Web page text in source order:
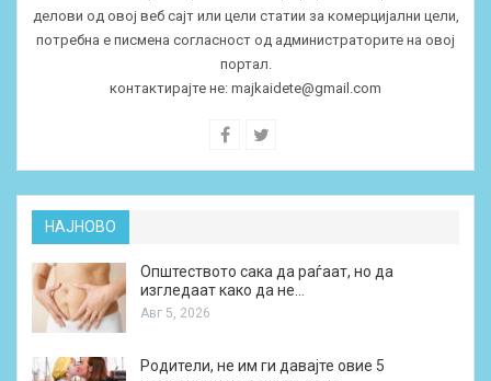
делови од овој веб сајт или цели статии за комерцијални цели,
потребна е писмена согласност од администраторите на овој
портал.
контактирајте не: majkaidete@gmail.com
НАЈНОВО
Општеството сака да раѓаат, но да
изгледаат како да не…
Авг 5, 2026
Родители, не им ги давајте овие 5